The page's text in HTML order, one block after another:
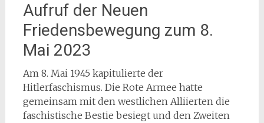
Aufruf der Neuen
Friedensbewegung zum 8.
Mai 2023
Am 8. Mai 1945 kapitulierte der
Hitlerfaschismus. Die Rote Armee hatte
gemeinsam mit den westlichen Alliierten die
faschistische Bestie besiegt und den Zweiten